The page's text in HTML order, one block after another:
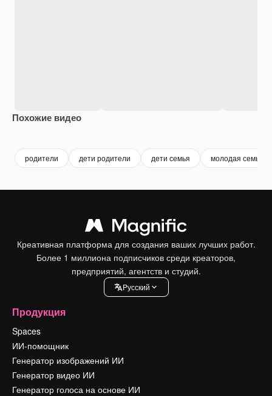
Похожие видео
родители дети родители дети семья молодая семья
Креативная платформа для создания ваших лучших работ.
Более 1 миллиона подписчиков среди креаторов,
предприятий, агентств и студий.
Pусский
Продукция
Spaces
ИИ-помощник
Генератор изображений ИИ
Генератор видео ИИ
Генератор голоса на основе ИИ